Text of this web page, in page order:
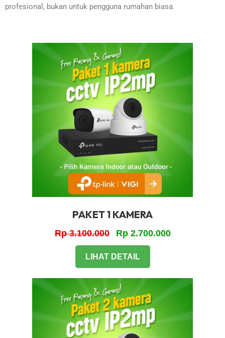
profesional, bukan untuk pengguna rumahan biasa.
PAKET 1 KAMERA
Rp 3.100.000 Rp 2.700.000
LIHAT DETAIL